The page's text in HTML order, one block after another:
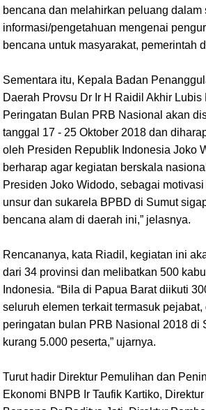
bencana dan melahirkan peluang dalam
informasi/pengetahuan mengenai
bencana untuk masyarakat, pemerintah
Sementara itu, Kepala Badan
Daerah Provsu Dr Ir H Raidil Akhir Lubis
Peringatan Bulan PRB Nasional akan
tanggal 17 - 25 Oktober 2018 dan
oleh Presiden Republik Indonesia Joko
berharap agar kegiatan berskala
Presiden Joko Widodo, sebagai
unsur dan sukarela BPBD di Sumut
bencana alam di daerah ini,” jelasnya.
Rencananya, kata Riadil, kegiatan ini
dari 34 provinsi dan melibatkan 500
Indonesia. “Bila di Papua Barat diikuti
seluruh elemen terkait termasuk pejabat,
peringatan bulan PRB Nasional 2018 di
kurang 5.000 peserta,” ujarnya.
Turut hadir Direktur Pemulihan dan
Ekonomi BNPB Ir Taufik Kartiko,